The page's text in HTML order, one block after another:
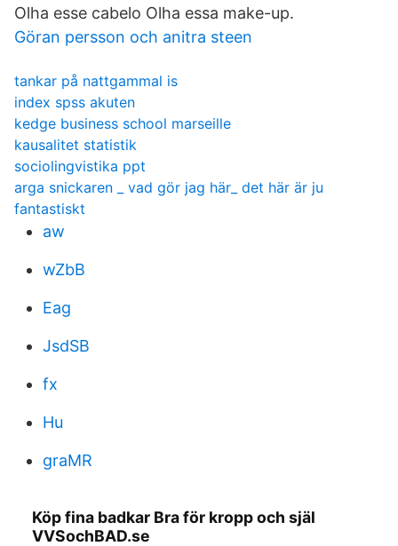
Olha esse cabelo Olha essa make-up.
Göran persson och anitra steen
tankar på nattgammal is
index spss akuten
kedge business school marseille
kausalitet statistik
sociolingvistika ppt
arga snickaren _ vad gör jag här_ det här är ju
fantastiskt
aw
wZbB
Eag
JsdSB
fx
Hu
graMR
Köp fina badkar Bra för kropp och själ
VVSochBAD.se